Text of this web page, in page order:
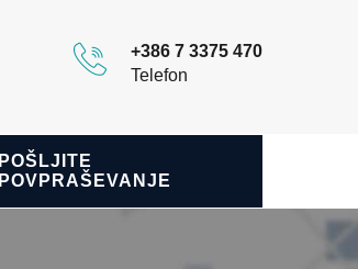
+386 7 3375 470
Telefon
POŠLJITE
POVPRAŠEVANJE